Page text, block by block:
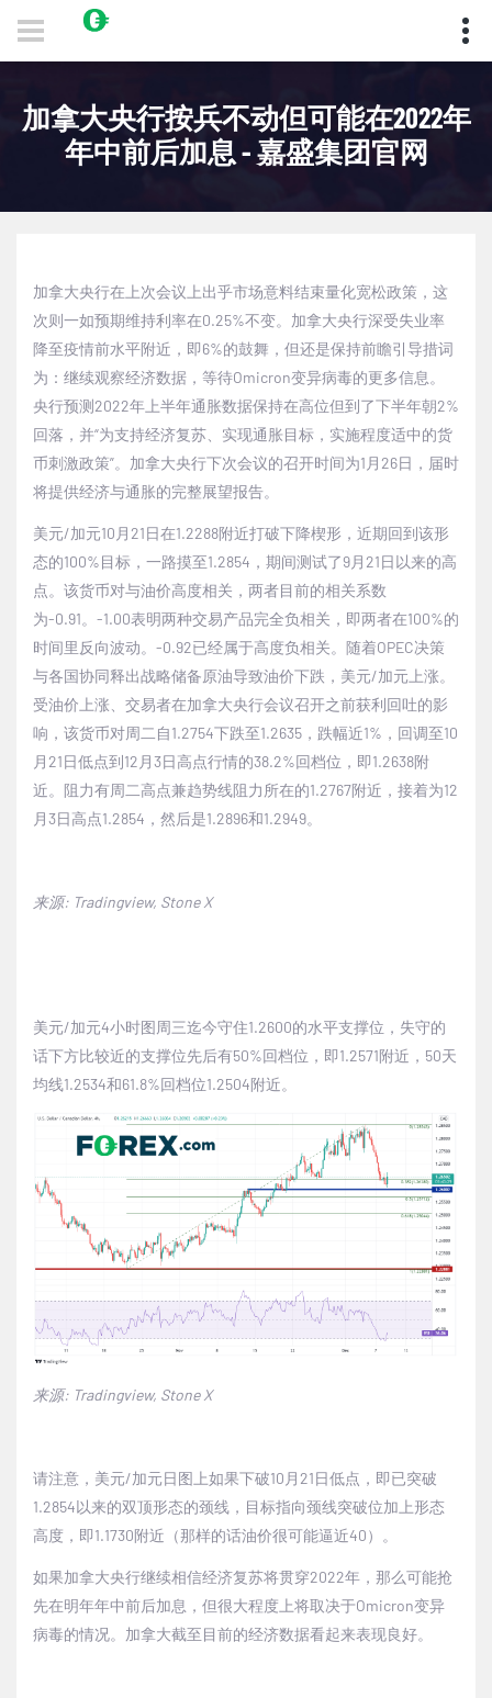
加拿大央行按兵不动但可能在2022年
年中前后加息 - 嘉盛集团官网
加拿大央行在上次会议上出乎市场意料结束量化宽松政策，这
次则一如预期维持利率在0.25%不变。加拿大央行深受失业率
降至疫情前水平附近，即6%的鼓舞，但还是保持前瞻引导措词
为：继续观察经济数据，等待Omicron变异病毒的更多信息。
央行预测2022年上半年通胀数据保持在高位但到了下半年朝2%
回落，并“为支持经济复苏、实现通胀目标，实施程度适中的货
币刺激政策”。加拿大央行下次会议的召开时间为1 月 26日，届时
将提供经济与通胀的完整展望报告。
美元/加元10 月 21日在1.2288附近打破下降楔形，近期回到该形
态的100%目标，一路摸至1.2854 ，期间测试了9月 21日以来的高
点。该货币对与油价高度相关，两者目前的相关系数
为-0.91。 -1.00表明两种交易产品完全负相关，即两者在100%的
时间里反向波动。 -0.92已经属于高度负相关。随着OPEC决策
与各国协同释出战略储备原油导致油价下跌，美元/加元上涨。
受油价上涨、交易者在加拿大央行会议召开之前获利回吐的影
响，该货币对周二自1.2754下跌至1.2635 ，跌幅近1% ，回调至10
月 21日低点到12 月3日高点行情的38.2%回档位，即1.2638附
近。阻力有周二高点兼趋势线阻力所在的1.2767附近，接着为12
月3日高点1.2854 ，然后是1.2896和1.2949。
来源: Tradingview, Stone X
美元/加元4小时图周三迄今守住1.2600的水平支撑位，失守的
话下方比较近的支撑位先后有50%回档位，即1.2571附近， 50天
均线1.2534和61.8%回档位1.2504附近。
来源: Tradingview, Stone X
请注意，美元/加元日图上如果下破10 月 21日低点，即已突破
1.2854以来的双顶形态的颈线，目标指向颈线突破位加上形态
高度，即1.1730附近（那样的话油价很可能逼近40）。
如果加拿大央行继续相信经济复苏将贯穿2022年，那么可能抢
先在明年年中前后加息，但很大程度上将取决于Omicron变异
病毒的情况。加拿大截至目前的经济数据看起来表现良好。